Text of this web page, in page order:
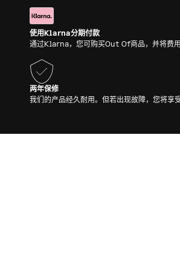
使用Klarna分期付款
通过Klarna，您可购买Out Of商品，并将费用
两年保修
我们的产品经久耐用。但若出现故障，您将享